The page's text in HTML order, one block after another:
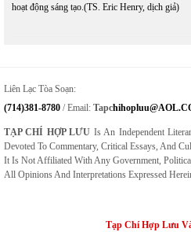
hoạt động sáng tạo.(TS. Eric Henry, dịch giả)
Liên Lạc Tòa Soạn:
(714)381-8780 / Email: Tapc
TẠP CHÍ HỢP LƯU Is An Independent
Devoted To Commentary, Critical Essays, And
It Is Not Affiliated With Any Government,
All Opinions And Interpretations Expressed
Tạp Chí Hợp Lưu